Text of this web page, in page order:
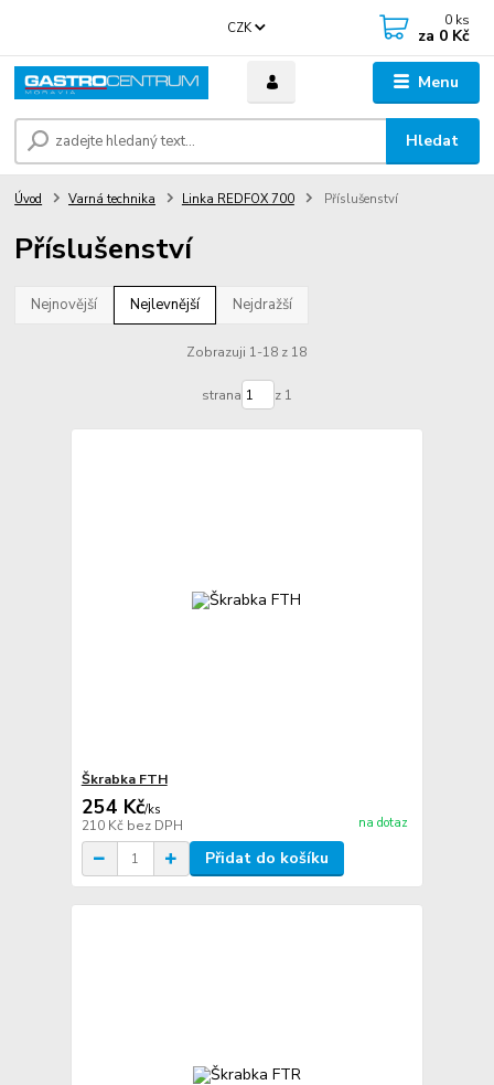
Menu
CZK
Hledat
0 ks
za 0 Kč
Úvod Varná technika Linka REDFOX 700 Příslušenství
Příslušenství
Nejnovější Nejlevnější Nejdražší
Zobrazuji 1-18 z 18
strana z 1
Škrabka FTH
254 Kč/ks
210 Kč bez DPH na dotaz
Přidat do košíku